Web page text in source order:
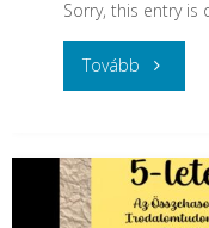
Sorry, this entry is
Tovább
Kutatók
Éjszakája